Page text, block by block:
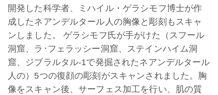
開発した科学者、ミハイル・ゲラシモフ博士が作
成したネアンデルタール人の胸像と彫刻もスキャ
ンしました。 ゲラシモフ氏が手がけた（スフール
洞窟、ラ･フェラッシー洞窟、ステインハイム洞
窟、ジブラルタル-1で発掘されたネアンデルタール
人の）5つの復顔の彫刻がスキャンされました。胸
像をスキャン後、サーフェス加工を行い、肌の質